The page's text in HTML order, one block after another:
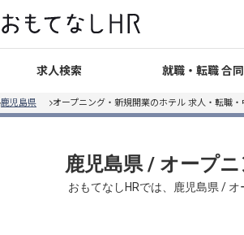
求人検索 就職・転職 合
鹿児島県 オープニング・新規開業のホテル 求人・転職
鹿児島県 / オープ
おもてなしHRでは、鹿児島県 /